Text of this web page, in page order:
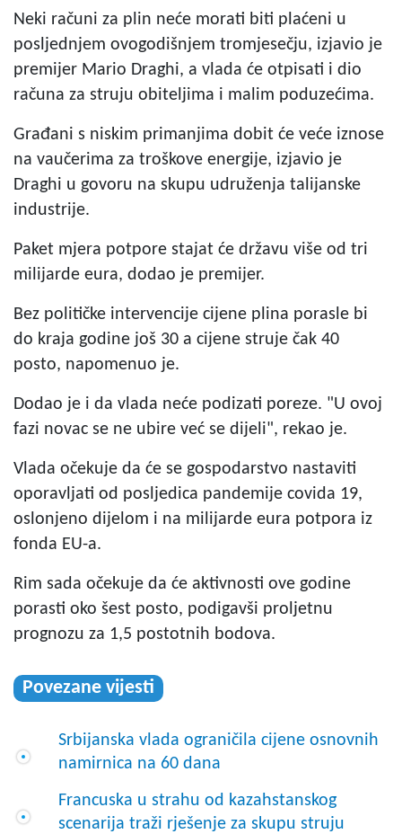
Neki računi za plin neće morati biti plaćeni u
posljednjem ovogodišnjem tromjesečju, izjavio je
premijer Mario Draghi, a vlada će otpisati i dio
računa za struju obiteljima i malim poduzećima.
Građani s niskim primanjima dobit će veće iznose
na vaučerima za troškove energije, izjavio je
Draghi u govoru na skupu udruženja talijanske
industrije.
Paket mjera potpore stajat će državu više od tri
milijarde eura, dodao je premijer.
Bez političke intervencije cijene plina porasle bi
do kraja godine još 30 a cijene struje čak 40
posto, napomenuo je.
Dodao je i da vlada neće podizati poreze. "U ovoj
fazi novac se ne ubire već se dijeli", rekao je.
Vlada očekuje da će se gospodarstvo nastaviti
oporavljati od posljedica pandemije covida 19,
oslonjeno dijelom i na milijarde eura potpora iz
fonda EU-a.
Rim sada očekuje da će aktivnosti ove godine
porasti oko šest posto, podigavši proljetnu
prognozu za 1,5 postotnih bodova.
Povezane vijesti
Srbijanska vlada ograničila cijene osnovnih
namirnica na 60 dana
Francuska u strahu od kazahstanskog
scenarija traži rješenje za skupu struju